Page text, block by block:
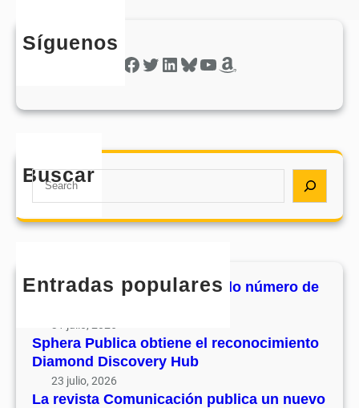
Síguenos
Facebook Twitter LinkedIn Bluesky YouTube Amazon
Buscar
S
a
Entradas populares
MHJournal publica el segundo número de
Sphera Publica obtiene el reconocimiento
Diamond Discovery Hub
23 julio, 2026
La revista Comunicación publica un nuevo